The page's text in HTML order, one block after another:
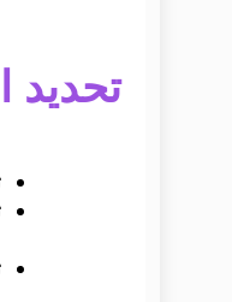
تحديد